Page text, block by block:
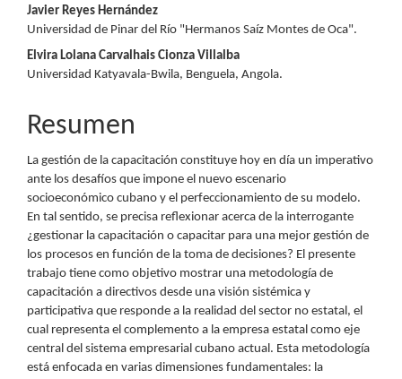
Javier Reyes Hernández
Universidad de Pinar del Río "Hermanos Saíz Montes de Oca".
Elvira Lolana Carvalhais Cionza Villalba
Universidad Katyavala-Bwila, Benguela, Angola.
Resumen
La gestión de la capacitación constituye hoy en día un imperativo
ante los desafíos que impone el nuevo escenario
socioeconómico cubano y el perfeccionamiento de su modelo.
En tal sentido, se precisa reflexionar acerca de la interrogante
¿gestionar la capacitación o capacitar para una mejor gestión de
los procesos en función de la toma de decisiones? El presente
trabajo tiene como objetivo mostrar una metodología de
capacitación a directivos desde una visión sistémica y
participativa que responde a la realidad del sector no estatal, el
cual representa el complemento a la empresa estatal como eje
central del sistema empresarial cubano actual. Esta metodología
está enfocada en varias dimensiones fundamentales: la